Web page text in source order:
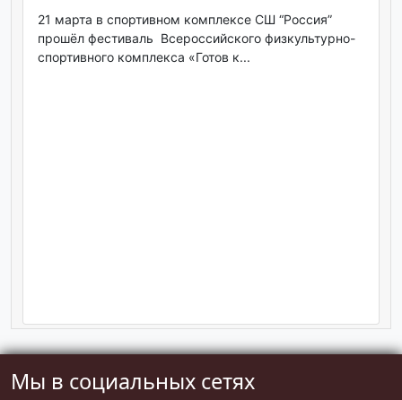
21 марта в спортивном комплексе СШ “Россия”
прошёл фестиваль Всероссийского физкультурно-
спортивного комплекса «Готов к...
Мы в социальных сетях